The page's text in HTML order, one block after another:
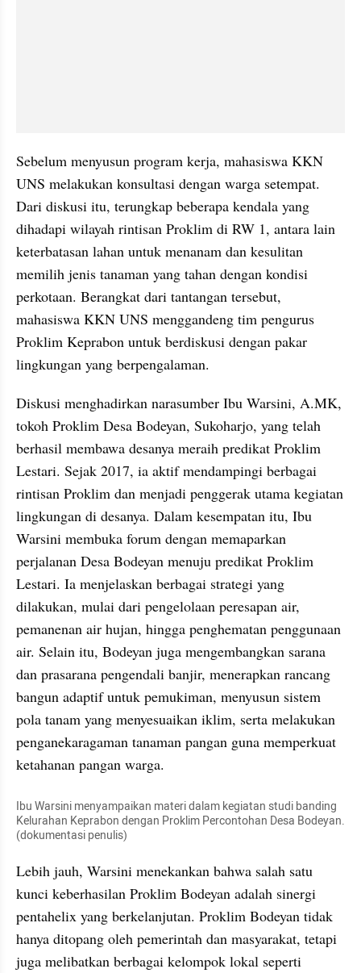
Sebelum menyusun program kerja, mahasiswa KKN
UNS melakukan konsultasi dengan warga setempat.
Dari diskusi itu, terungkap beberapa kendala yang
dihadapi wilayah rintisan Proklim di RW 1, antara lain
keterbatasan lahan untuk menanam dan kesulitan
memilih jenis tanaman yang tahan dengan kondisi
perkotaan. Berangkat dari tantangan tersebut,
mahasiswa KKN UNS menggandeng tim pengurus
Proklim Keprabon untuk berdiskusi dengan pakar
lingkungan yang berpengalaman.
Diskusi menghadirkan narasumber Ibu Warsini, A.MK,
tokoh Proklim Desa Bodeyan, Sukoharjo, yang telah
berhasil membawa desanya meraih predikat Proklim
Lestari. Sejak 2017, ia aktif mendampingi berbagai
rintisan Proklim dan menjadi penggerak utama kegiatan
lingkungan di desanya. Dalam kesempatan itu, Ibu
Warsini membuka forum dengan memaparkan
perjalanan Desa Bodeyan menuju predikat Proklim
Lestari. Ia menjelaskan berbagai strategi yang
dilakukan, mulai dari pengelolaan peresapan air,
pemanenan air hujan, hingga penghematan penggunaan
air. Selain itu, Bodeyan juga mengembangkan sarana
dan prasarana pengendali banjir, menerapkan rancang
bangun adaptif untuk pemukiman, menyusun sistem
pola tanam yang menyesuaikan iklim, serta melakukan
penganekaragaman tanaman pangan guna memperkuat
ketahanan pangan warga.
Ibu Warsini menyampaikan materi dalam kegiatan studi banding
Kelurahan Keprabon dengan Proklim Percontohan Desa Bodeyan.
(dokumentasi penulis)
Lebih jauh, Warsini menekankan bahwa salah satu
kunci keberhasilan Proklim Bodeyan adalah sinergi
pentahelix yang berkelanjutan. Proklim Bodeyan tidak
hanya ditopang oleh pemerintah dan masyarakat, tetapi
juga melibatkan berbagai kelompok lokal seperti